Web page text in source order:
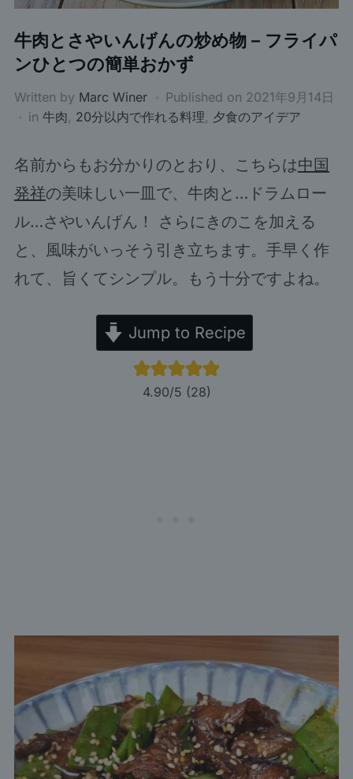
牛肉とさやいんげんの炒め物 – フライパ
ンひとつの簡単おかず
Written by Marc Winer Published on 2021年9月14日
in 牛肉, 20分以内で作れる料理, 夕食のアイデア
名前からもお分かりのとおり、こちらは中国
発祥の美味しい一皿で、牛肉と…ドラムロー
ル…さやいんげん！ さらにきのこを加える
と、風味がいっそう引き立ちます。手早く作
れて、旨くてシンプル。もう十分ですよね。
Jump to Recipe
4.90/5 (28)